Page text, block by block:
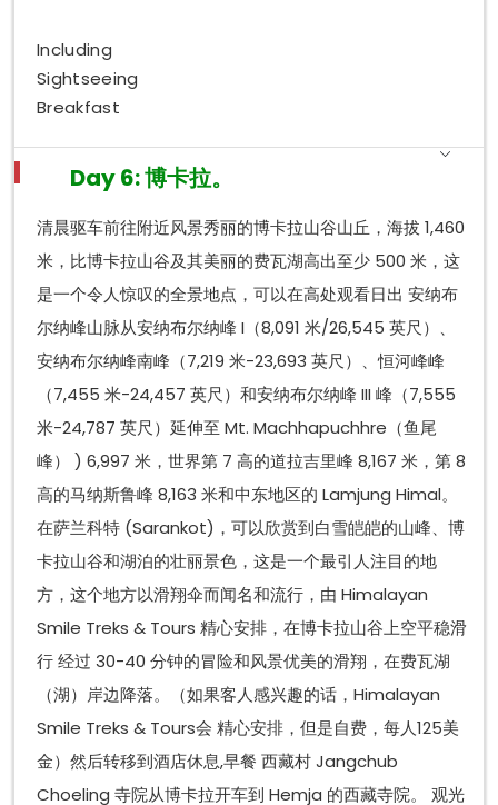
Including
Sightseeing
Breakfast
Day 6: 博卡拉。
清晨驱车前往附近风景秀丽的博卡拉山谷山丘，海拔 1,460
米，比博卡拉山谷及其美丽的费瓦湖高出至少 500 米，这
是一个令人惊叹的全景地点，可以在高处观看日出 安纳布
尔纳峰山脉从安纳布尔纳峰 I（8,091 米/26,545 英尺）、
安纳布尔纳峰南峰（7,219 米-23,693 英尺）、恒河峰峰
（7,455 米-24,457 英尺）和安纳布尔纳峰 III 峰（7,555
米-24,787 英尺）延伸至 Mt. Machhapuchhre（鱼尾
峰） ) 6,997 米，世界第 7 高的道拉吉里峰 8,167 米，第 8
高的马纳斯鲁峰 8,163 米和中东地区的 Lamjung Himal。
在萨兰科特 (Sarankot)，可以欣赏到白雪皑皑的山峰、博
卡拉山谷和湖泊的壮丽景色，这是一个最引人注目的地
方，这个地方以滑翔伞而闻名和流行，由 Himalayan
Smile Treks & Tours 精心安排，在博卡拉山谷上空平稳滑
行 经过 30-40 分钟的冒险和风景优美的滑翔，在费瓦湖
（湖）岸边降落。（如果客人感兴趣的话，Himalayan
Smile Treks & Tours会 精心安排，但是自费，每人125美
金）然后转移到酒店休息,早餐 西藏村 Jangchub
Choeling 寺院从博卡拉开车到 Hemja 的西藏寺院。 观光